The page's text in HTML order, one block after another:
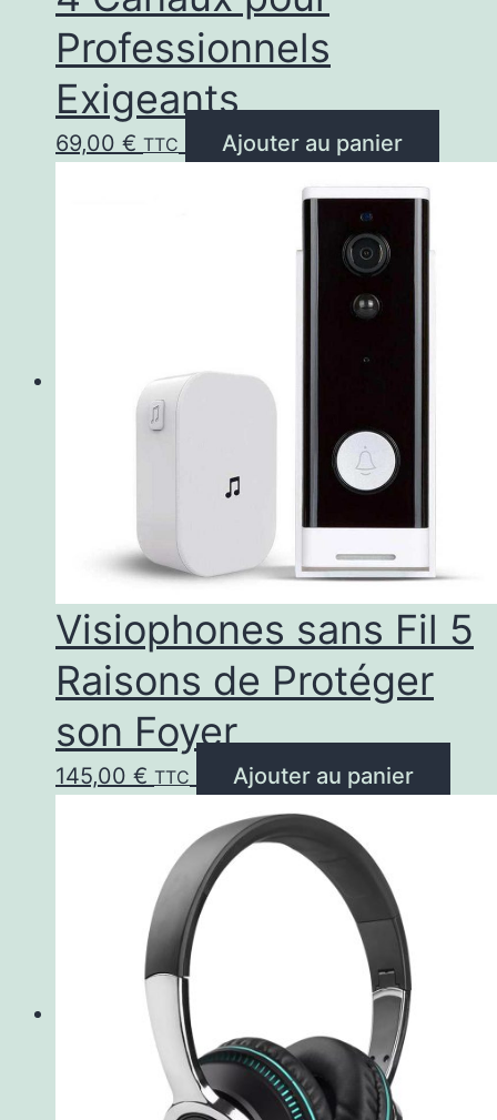
Professionnels
Exigeants
69,00 € TTC Ajouter au panier
Visiophones sans Fil 5
Raisons de Protéger
son Foyer
145,00 € TTC Ajouter au panier